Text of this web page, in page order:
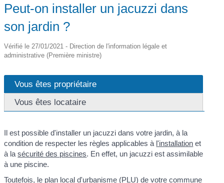
Peut-on installer un jacuzzi dans
son jardin ?
Vérifié le 27/01/2021 - Direction de l'information légale et
administrative (Première ministre)
Vous êtes propriétaire
Vous êtes locataire
Il est possible d'installer un jacuzzi dans votre jardin, à la
condition de respecter les règles applicables à l'installation et
à lasécurité des piscines. En effet, un jacuzzi est assimilable
à une piscine.
Toutefois, le plan local d'urbanisme (PLU) de votre commune